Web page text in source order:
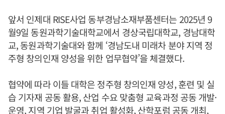
앞서 인제대 RISE사업 동부경남소재부품센터는 2025년 9
월9일 동원과학기술대학교에서 경상국립대학교, 경남대학
교, 동원과학기술대와 함께 ‘경남도내 미래차 분야 지역 정
주형 창의인재 양성을 위한 업무협약’을 체결했다.
협약에 따라 이들 대학은 정주형 창의인재 양성, 훈련 및 실
습 기자재 공동 활용, 산업 수요 맞춤형 교육과정 공동 개발·
운영, 지역 기업 발굴과 취업 활성화, 산학포럼 공동 개최,